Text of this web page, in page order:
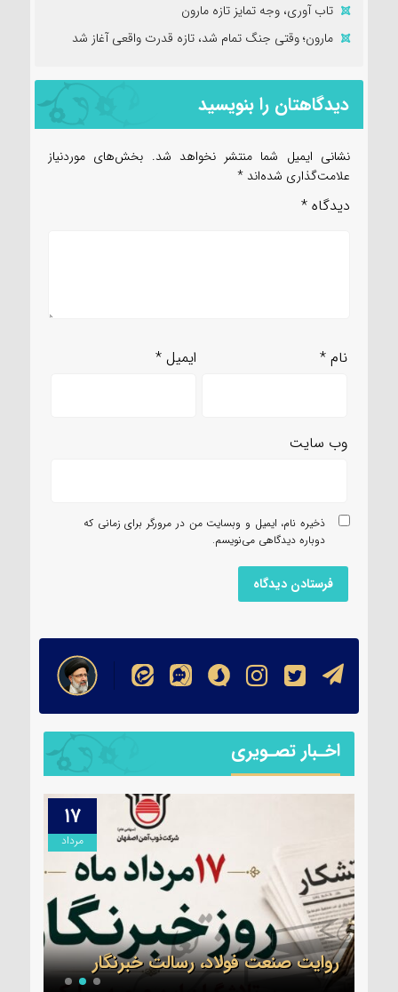
تاب آوری، وجه تمایز تازه مارون
مارون؛ وقتی جنگ تمام شد، تازه قدرت واقعی آغاز شد
دیدگاهتان را بنویسید
نشانی ایمیل شما منتشر نخواهد شد. بخش‌های موردنیاز
علامت‌گذاری شده‌اند *
دیدگاه *
نام* ایمیل*
وب‌ سایت
ذخیره نام، ایمیل و وبسایت من در مرورگر برای زمانی که
دوباره دیدگاهی می‌نویسم.
اخـبار تصـویری
۱۷
مرداد
روایت صنعت فولاد،‌ رسالت خبرنگار